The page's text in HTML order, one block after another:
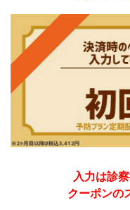
入力は診
クーポンの